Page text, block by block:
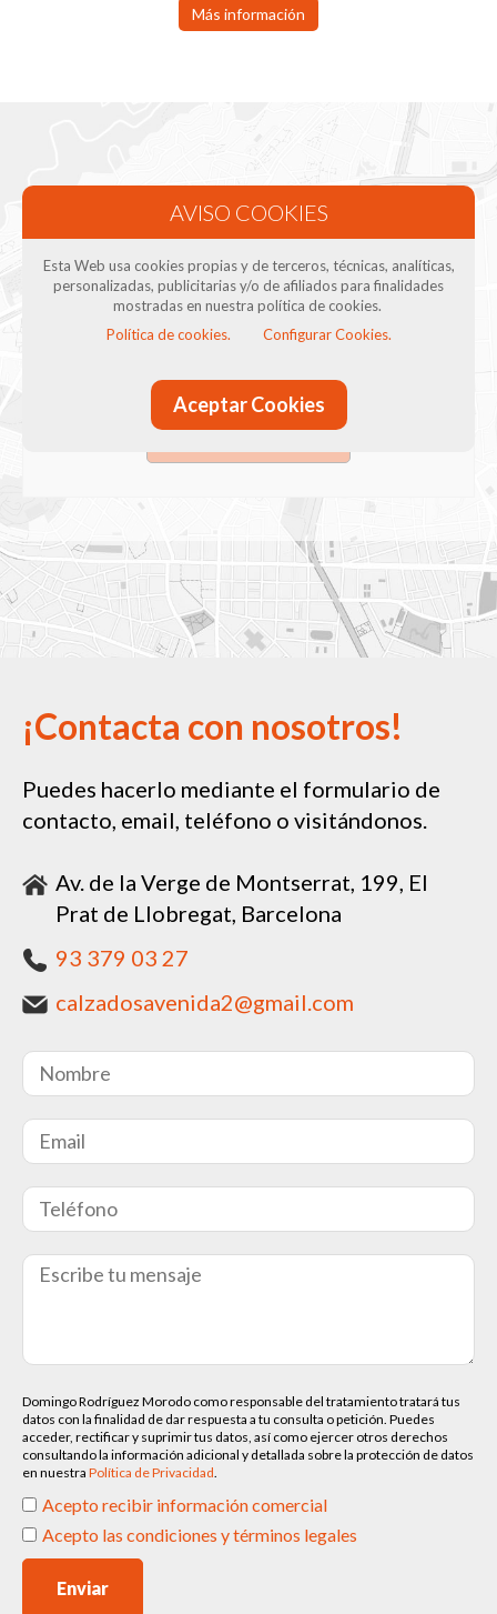
Más información
MAPA DE GOOGLE BLOQUEADO
Para visualizar este contenido debes aceptar las cookies
Aceptar cookies
¡Contacta con nosotros!
Puedes hacerlo mediante el formulario de
contacto, email, teléfono o visitándonos.
Av. de la Verge de Montserrat, 199, El
Prat de Llobregat, Barcelona
93 379 03 27
calzadosavenida2@gmail.com
Domingo Rodríguez Morodo como responsable del tratamiento tratará tus
datos con la finalidad de dar respuesta a tu consulta o petición. Puedes
acceder, rectificar y suprimir tus datos, así como ejercer otros derechos
consultando la información adicional y detallada sobre la protección de datos
en nuestra Política de Privacidad.
Acepto recibir información comercial
Acepto las condiciones y términos legales
Enviar
Esta Web usa cookies propias y de terceros, técnicas, analíticas,
personalizadas, publicitarias y/o de afiliados para finalidades
mostradas en nuestra política de cookies.
Política de cookies.
Configurar Cookies.
Aceptar Cookies